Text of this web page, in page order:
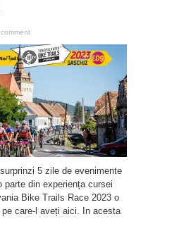
5 zile de evenimente
din experiența cursei
Bike Trails Race 2023 o
care-l aveți aici. In acesta